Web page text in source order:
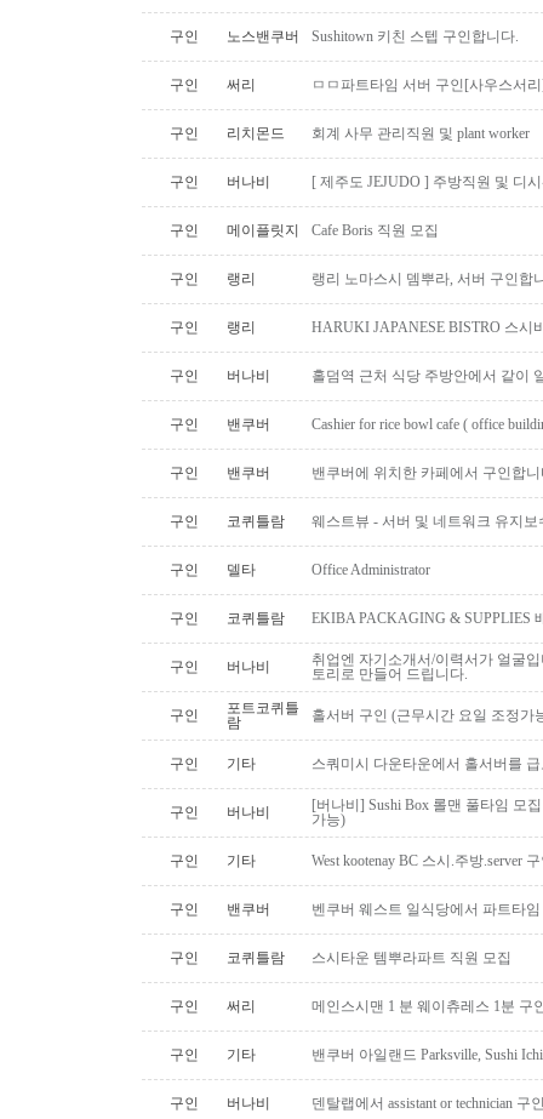
구인 노스밴쿠버 Sushitown 키친 스텝 구인합니다.
구인 써리 ㅁㅁ파트타임 서버 구인[사우스서
구인 리치몬드 회계 사무 관리직원 및 plant worker
구인 버나비 [ 제주도 JEJUDO ] 주방직원 및 디
구인 메이플릿지 Cafe Boris 직원 모집
구인 랭리 랭리 노마스시 뎀뿌라, 서버 구인합
구인 랭리 HARUKI JAPANESE BISTRO 스시
구인 버나비 홀덤역 근처 식당 주방안에서 같이
구인 밴쿠버 Cashier for rice bowl cafe ( office
구인 밴쿠버 밴쿠버에 위치한 카페에서 구인합
구인 코퀴틀람 웨스트뷰 - 서버 및 네트워크 유지보
구인 델타 Office Administrator
구인 코퀴틀람 EKIBA PACKAGING & SUPPLIES
구인 버나비
취업엔 자기소개서/이력서가 얼굴
토리로 만들어 드립니다.
구인
포트코퀴틀
람
홀서버 구인 (근무시간 요일 조정가
구인 기타 스쿼미시 다운타운에서 홀서버를
구인 버나비
[버나비] Sushi Box 롤맨 풀타임 모
가능)
구인 기타 West kootenay BC 스시.주방.server
구인 밴쿠버 벤쿠버 웨스트 일식당에서 파트타
구인 코퀴틀람 스시타운 템뿌라파트 직원 모집
구인 써리 메인스시맨 1 분 웨이츄레스 1분 구
구인 기타 밴쿠버 아일랜드 Parksville, Sushi
구인 버나비 덴탈랩에서 assistant or technician 구